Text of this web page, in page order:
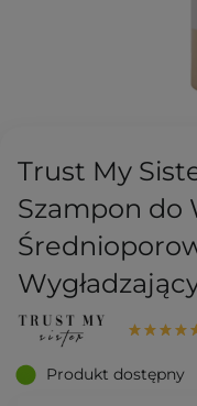
Trust My
Szampon do
Produkt dostępny